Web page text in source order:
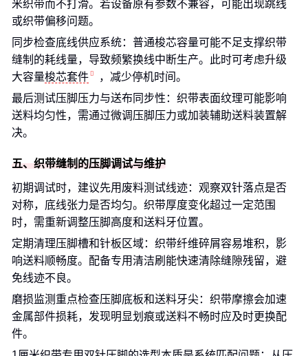
米织带而不打滑。若设备原有参数不兼容，可能出现跳线
或织带偏移问题。
同步检查底线供应系统：普通梭芯容量可能不足支撑织带
缝制的耗线量，导致频繁换线中断生产。此时可考虑升级
大容量梭芯套件
，减少停机时间。
最后测试压脚压力与送布同步性：织带表面纹理可能影响
送料均匀性，需通过微调压脚压力或加装辅助送料装置解
决。
五、织带缝制的压脚调试与维护
初期调试时，建议先用废料测试线迹：观察双针落点是否
对称，底线张力是否均匀。织带厚度变化超过一定范围
时，需重新调整压脚高度和送料牙位置。
定期清理压脚槽和针板区域：织带纤维碎屑容易堆积，影
响送料顺畅度。配备专用清洁刷能快速清除缝隙残留，避
免线迹不良。
磨损监测重点检查压脚底板和送料牙尖：织带摩擦会加速
金属部件损耗，发现明显划痕或送料不畅时应及时更换配
件。